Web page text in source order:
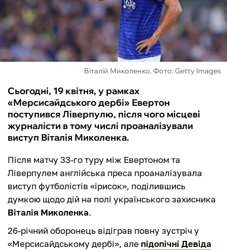
ІНШІ
БУКМЕКЕРИ
Віталій Миколенко. Фото: Getty Images
Сьогодні, 19 квітня, у рамках
«Мерсисайдського дербі» Евертон
поступився Ліверпулю, після чого місцеві
журналісти в тому числі проаналізували
виступ Віталія Миколенка.
Після матчу 33-го туру між Евертоном та
Ліверпулем англійська преса проаналізувала
виступ футболістів «ірисок», поділившись
думкою щодо дій на полі українського захисника
Віталія Миколенка.
26-річний оборонець відіграв повну зустріч у
«Мерсисайдському дербі», але підопічні Девіда